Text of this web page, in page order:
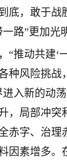
底，敢于战
路”更加光
动共建‘
种风险挑战
入新的动
，局部冲突
赤字、治理
因素增多。